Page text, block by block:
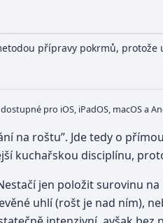
přípravy pokrmů, protože
pro iOS, iPadOS, macOS a
na roštu”. Jde tedy o
kuchařskou disciplínu,
jen položit surovinu
uhlí (rošt je nad ním),